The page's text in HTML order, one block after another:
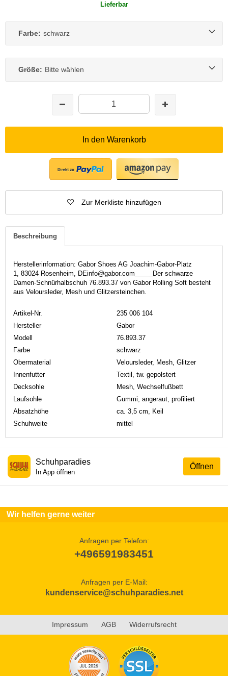
Lieferbar
Farbe: schwarz
Größe: Bitte wählen
In den Warenkorb
Zur Merkliste hinzufügen
Beschreibung
Herstellerinformation: Gabor Shoes AG Joachim-Gabor-Platz
1, 83024 Rosenheim, DEinfo@gabor.com_____Der schwarze
Damen-Schnürhalbschuh 76.893.37 von Gabor Rolling Soft besteht
aus Veloursleder, Mesh und Glitzersteinchen.
Artikel-Nr.
235 006 104
Hersteller
Gabor
Modell
76.893.37
Farbe
schwarz
Obermaterial
Veloursleder, Mesh, Glitzer
Innenfutter
Textil, tw. gepolstert
Decksohle
Mesh, Wechselfußbett
Laufsohle
Gummi, angeraut, profiliert
Absatzhöhe
ca. 3,5 cm, Keil
Schuhweite
mittel
Öffnen
Schuhparadies
In App öffnen
Wir helfen gerne weiter
Anfragen per Telefon:
+496591983451
Anfragen per E-Mail:
kundenservice@schuhparadies.net
Impressum AGB Widerrufsrecht